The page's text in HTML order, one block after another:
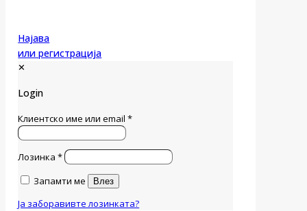
Најава
или регистрација
✕
Login
Клиентско име или email*
Лозинка*
Запамти ме
Влез
Ја заборавивте лозинката?